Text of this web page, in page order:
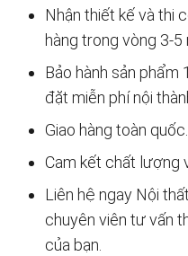
Nhận thiết kế và thi
hàng trong vòng 3-5
Bảo hành sản phẩm
đặt miễn phí nội
Giao hàng toàn quốc.
Cam kết chất lượng
Liên hệ ngay Nội
chuyên viên tư vấn
của bạn.